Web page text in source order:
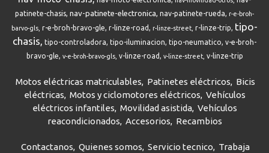
patinete-chasis nav-patinete-electronica nav-patinete-rueda
r-e-broh-
barvo-gls r-e-broh-bravo-gle r-linze-road r-linze-street r-linze-trip
tipo-
chasis
tipo-controladora tipo-iluminacion tipo-neumatico v-e-broh-
bravo-gle v-e-broh-bravo-gls v-linze-road v-linze-street v-linze-trip
Motos eléctricas matriculables Patinetes eléctricos
Bicis
eléctricas Motos y ciclomotores eléctricos Vehículos
eléctricos infantiles Movilidad asistida Vehículos
reacondicionados Accesorios Recambios
Contactanos Quienes somos Servicio tecnico
Trabaja